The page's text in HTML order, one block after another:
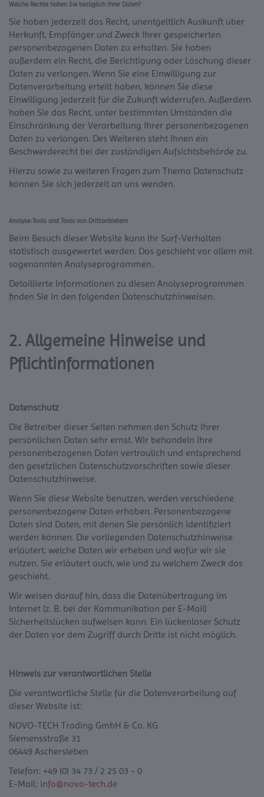
Welche Rechte haben Sie bezüglich Ihrer Daten?
Sie haben jederzeit das Recht, unentgeltlich Auskunft über
Herkunft, Empfänger und Zweck Ihrer gespeicherten
personenbezogenen Daten zu erhalten. Sie haben
außerdem ein Recht, die Berichtigung oder Löschung dieser
Daten zu verlangen. Wenn Sie eine Einwilligung zur
Datenverarbeitung erteilt haben, können Sie diese
Einwilligung jederzeit für die Zukunft widerrufen. Außerdem
haben Sie das Recht, unter bestimmten Umständen die
Einschränkung der Verarbeitung Ihrer personenbezogenen
Daten zu verlangen. Des Weiteren steht Ihnen ein
Beschwerderecht bei der zuständigen Aufsichtsbehörde zu.
Hierzu sowie zu weiteren Fragen zum Thema Datenschutz
können Sie sich jederzeit an uns wenden.
Analyse-Tools und Tools von Dritt­anbietern
Beim Besuch dieser Website kann Ihr Surf-Verhalten
statistisch ausgewertet werden. Das geschieht vor allem mit
sogenannten Analyseprogrammen.
Detaillierte Informationen zu diesen Analyseprogrammen
finden Sie in den folgenden Datenschutzhinweisen.
2. Allgemeine Hinweise und
Pflicht­informationen
Datenschutz
Die Betreiber dieser Seiten nehmen den Schutz Ihrer
persönlichen Daten sehr ernst. Wir behandeln Ihre
personenbezogenen Daten vertraulich und entsprechend
den gesetzlichen Datenschutzvorschriften sowie dieser
Datenschutzhinweise.
Wenn Sie diese Website benutzen, werden verschiedene
personenbezogene Daten erhoben. Personenbezogene
Daten sind Daten, mit denen Sie persönlich identifiziert
werden können. Die vorliegenden Datenschutzhinweise
erläutert, welche Daten wir erheben und wofür wir sie
nutzen. Sie erläutert auch, wie und zu welchem Zweck das
geschieht.
Wir weisen darauf hin, dass die Datenübertragung im
Internet (z. B. bei der Kommunikation per E-Mail)
Sicherheitslücken aufweisen kann. Ein lückenloser Schutz
der Daten vor dem Zugriff durch Dritte ist nicht möglich.
Hinweis zur verantwortlichen Stelle
Die verantwortliche Stelle für die Datenverarbeitung auf
dieser Website ist:
NOVO-TECH Trading GmbH & Co. KG
Siemensstraße 31
06449 Aschersleben
Telefon: +49 (0) 34 73 / 2 25 03 - 0
E-Mail: info@novo-tech.de